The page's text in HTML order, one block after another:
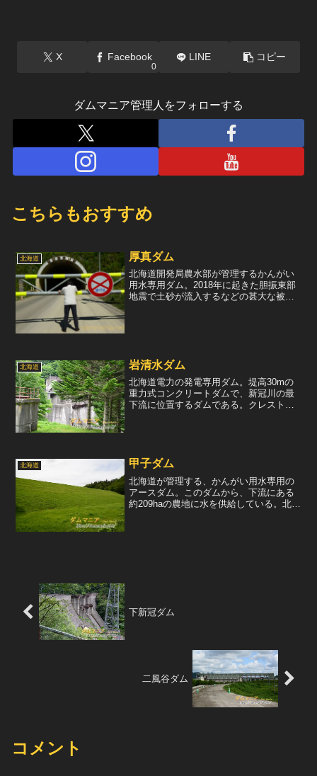
X Facebook
0
LINE コピー
ダムマニア管理人をフォローする
こちらもおすすめ
北海道 厚真ダム
北海道開発局農水部が管理するかんがい
用水専用ダム。2018年に起きた胆振東部
地震で土砂が流入するなどの甚大な被害
北海道 岩清水ダム
北海道電力の発電専用ダム。堤高30mの
重力式コンクリートダムで、新冠川の最
下流に位置するダムである。クレスト部
北海道 甲子ダム
北海道が管理する、かんがい用水専用の
アースダム。このダムから、下流にある
約209haの農地に水を供給している。北海
下新冠ダム
二風谷ダム
コメント